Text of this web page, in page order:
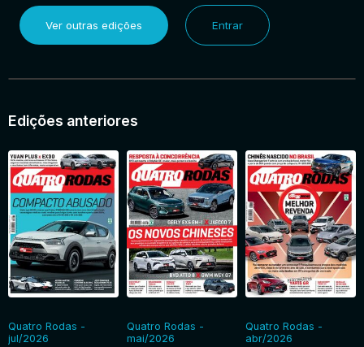
Ver outras edições Entrar
Edições anteriores
Quatro Rodas -
jul/2026
Quatro Rodas -
mai/2026
Quatro Rodas -
abr/2026